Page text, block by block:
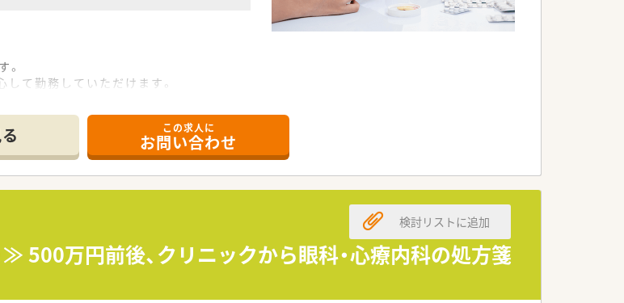
て勤務していただけます。
ステムです。
頂く事が可能です。
方
を調整したい方
この求人に
お問い合わせ
500万円前後、クリニックから眼科・心療内科の処方箋
検討リストに追加